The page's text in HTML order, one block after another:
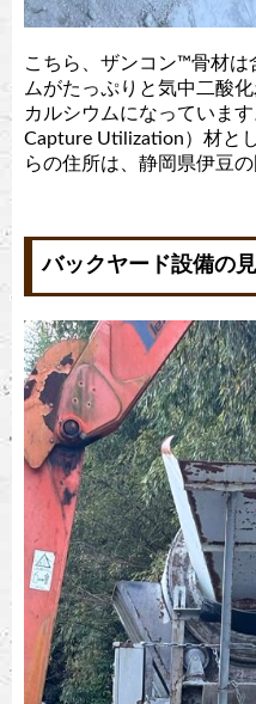
こちら、ザンコン™︎骨材は
ムがたっぷりと気中二酸
カルシウムになっていま
Capture Utilization）材と
らの住所は、静岡県伊豆
バックヤード設備の